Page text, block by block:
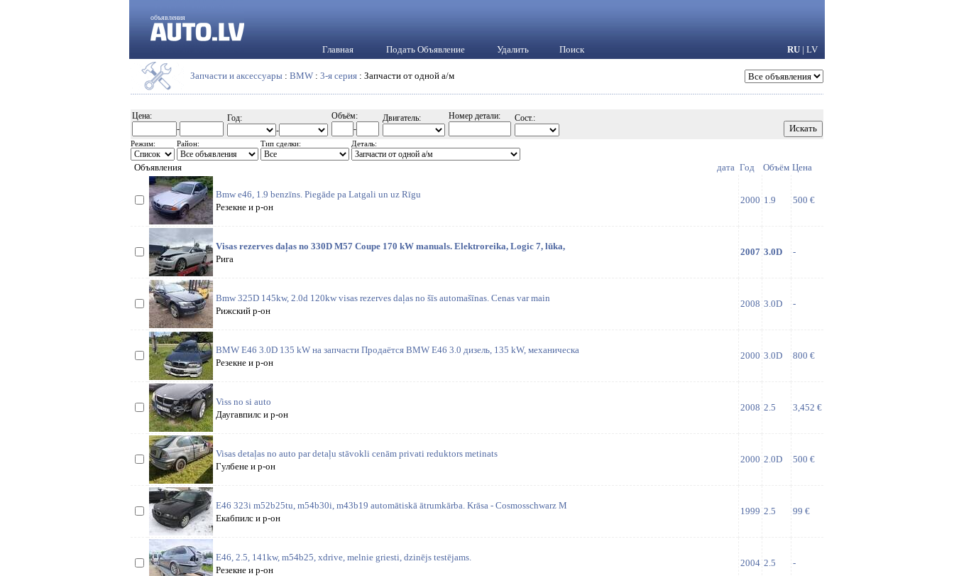
объявления
Главная Подать Объявление Удалить Поиск RU | LV
Запчасти и аксессуары : BMW : 3-я серия : Запчасти от одной а/м
Цена:
-
Год:
-
Объём:
-
Двигатель: Номер детали: Сост.:
Режим: Район: Тип сделки: Деталь:
Объявления дата Год Объём Цена
Bmw e46, 1.9 benzīns. Piegāde pa Latgali un uz Rīgu
Резекне и р-он
2000 1.9 500 €
Visas rezerves daļas no 330D M57 Coupe 170 kW manuals. Elektroreika, Logic 7, lūka,
Рига
2007 3.0D -
Bmw 325D 145kw, 2.0d 120kw visas rezerves daļas no šīs automašīnas. Cenas var main
Рижский р-он
2008 3.0D -
BMW E46 3.0D 135 kW на запчасти Продаётся BMW E46 3.0 дизель, 135 kW, механическа
Резекне и р-он
2000 3.0D 800 €
Viss no si auto
Даугавпилс и р-он
2008 2.5 3,452 €
Visas detaļas no auto par detaļu stāvokli cenām privati reduktors metinats
Гулбене и р-он
2000 2.0D 500 €
E46 323i m52b25tu, m54b30i, m43b19 automātiskā ātrumkārba. Krāsa - Cosmosschwarz M
Екабпилс и р-он
1999 2.5 99 €
E46, 2.5, 141kw, m54b25, xdrive, melnie griesti, dzinējs testējams.
Резекне и р-он
2004 2.5 -